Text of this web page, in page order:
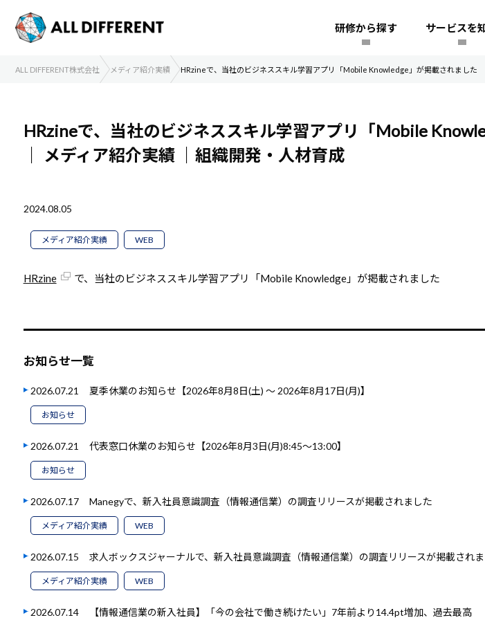
研修から探す サービスを
ALL DIFFERENT株式会社 メディア紹介実績 HRzineで、当社のビジネススキル学習アプリ「Mobile Knowledge」が掲載されました
HRzineで、当社のビジネススキル学習アプリ「Mobile
メディア紹介実績 ｜組織開発・人材育成
2024.08.05
メディア紹介実績 WEB
HRzine で、当社のビジネススキル学習アプリ「Mobile Knowledge」が掲載されました
お知らせ一覧
2026.07.21 夏季休業のお知らせ【2026年8月8日(土) ～ 2026年8月17日(月)】
お知らせ
2026.07.21 代表窓口休業のお知らせ【2026年8月3日(月)8:45～13:00】
お知らせ
2026.07.17 Manegyで、新入社員意識調査（情報通信業）の調査リリースが掲載されました
メディア紹介実績 WEB
2026.07.15 求人ボックスジャーナルで、新入社員意識調査（情報通信業）の調査リリースが掲載され
メディア紹介実績 WEB
2026.07.14 【情報通信業の新入社員】「今の会社で働き続けたい」7年前より14.4pt増加、過去最高